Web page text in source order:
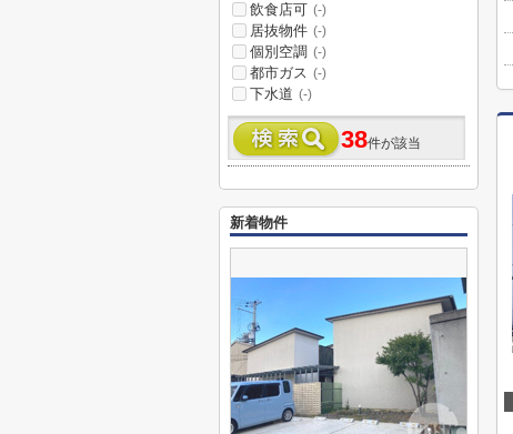
飲食店可 (-)
居抜物件 (-)
個別空調 (-)
都市ガス (-)
下水道 (-)
38件が該当
新着物件